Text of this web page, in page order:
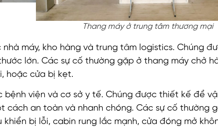
Thang máy ở trung tâm thương mại
máy, kho hàng và trung tâm logistics. Chúng
lớn. Các sự cố thường gặp ở thang máy chở
hoặc cửa bị kẹt.
viện và cơ sở y tế. Chúng được thiết kế để
cách an toàn và nhanh chóng. Các sự cố thường
bị lỗi, cabin rung lắc mạnh, cửa đóng mở